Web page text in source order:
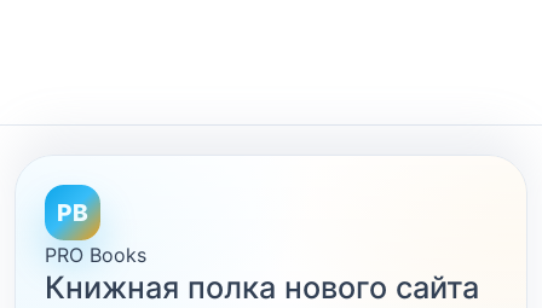
PB
PRO Books
Книжная полка нового сайта